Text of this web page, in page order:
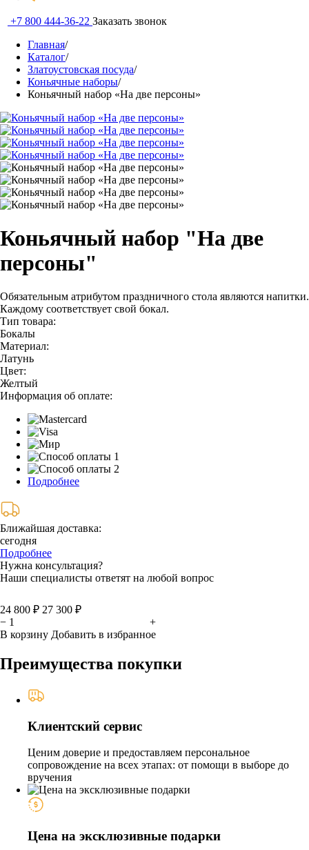
+7 800 444-36-22 Заказать звонок
Главная/
Каталог/
Златоустовская посуда/
Коньячные наборы/
Коньячный набор «На две персоны»
Коньячный набор "На две
персоны"
Обязательным атрибутом праздничного стола являются напитки.
Каждому соответствует свой бокал.
Тип товара:
Бокалы
Материал:
Латунь
Цвет:
Желтый
Информация об оплате:
Подробнее
Ближайшая доставка:
сегодня
Подробнее
Нужна консультация?
Наши специалисты ответят на любой вопрос
24 800 ₽ 27 300 ₽
−
+
В корзину Добавить в избранное
Преимущества покупки
Клиентский сервис
Ценим доверие и предоставляем персональное
сопровождение на всех этапах: от помощи в выборе до
вручения
Цена на эксклюзивные подарки